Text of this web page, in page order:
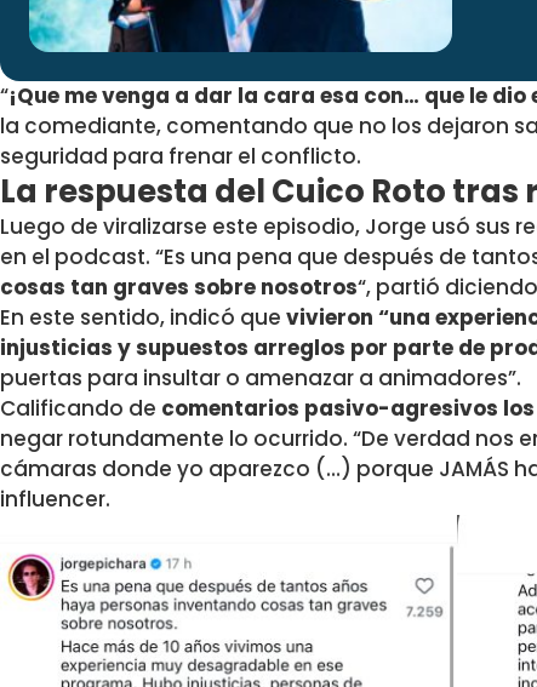
“¡Que me venga a dar la cara esa con… que le
la comediante, comentando que no los dejaron
seguridad para frenar el conflicto.
La respuesta del Cuico Roto
Luego de viralizarse este episodio, Jorge usó sus
en el podcast. “Es una pena que después de
cosas tan graves sobre nosotros“, partió
En este sentido, indicó que vivieron “una
injusticias y supuestos arreglos por parte de
puertas para insultar o amenazar a animadores”.
Calificando de comentarios pasivo-agresivos
negar rotundamente lo ocurrido. “De verdad nos
cámaras donde yo aparezco (…) porque JAMÁS
influencer.